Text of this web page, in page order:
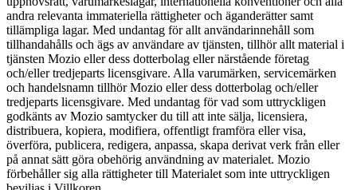
andra relevanta immateriella rättigheter och äganderätter samt
tillämpliga lagar. Med undantag för allt användarinnehåll som
tillhandahålls och ägs av användare av tjänsten, tillhör allt material i
tjänsten Mozio eller dess dotterbolag eller närstående företag
och/eller tredjeparts licensgivare. Alla varumärken, servicemärken
och handelsnamn tillhör Mozio eller dess dotterbolag och/eller
tredjeparts licensgivare. Med undantag för vad som uttryckligen
godkänts av Mozio samtycker du till att inte sälja, licensiera,
distribuera, kopiera, modifiera, offentligt framföra eller visa,
överföra, publicera, redigera, anpassa, skapa derivat verk från eller
på annat sätt göra obehörig användning av materialet. Mozio
förbehåller sig alla rättigheter till Materialet som inte uttryckligen